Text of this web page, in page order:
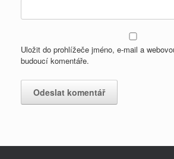
Uložit do prohlížeče jméno, e-mail a
budoucí komentáře.